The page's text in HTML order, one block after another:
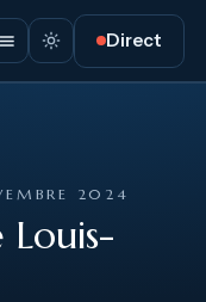
Direct
2024